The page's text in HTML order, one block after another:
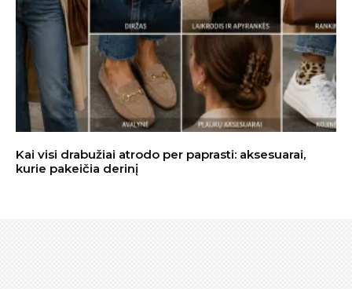
Kai visi drabužiai atrodo per paprasti: aksesuarai,
kurie pakeičia derinį